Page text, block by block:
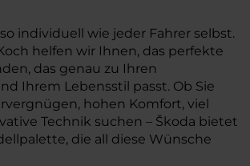
individuell wie jeder Fahrer selbst.
helfen wir Ihnen, das perfekte
das genau zu Ihren
Ihrem Lebensstil passt. Ob Sie
hohen Komfort, viel
Technik suchen – Škoda bietet
die all diese Wünsche